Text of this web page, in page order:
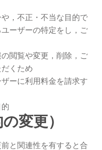
，不正・不当な目的で
ーザーの特定をし，ご
閲覧や変更，削除，ご
くため
ーに利用料金を請求す
変更）
と関連性を有すると合